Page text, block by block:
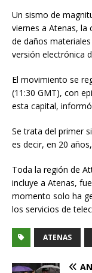
Un sismo de
viernes a Atenas, la
de daños
versión electrónica
El movimiento se
(11:30 GMT), con
esta capital,
Se trata del primer
es decir, en 20
Toda la región de
incluye a Atenas,
momento solo ha
los servicios de
ATENAS